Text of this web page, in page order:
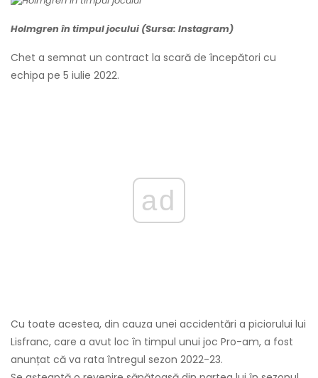
Holmgren în timpul jocului (Sursa: Instagram)
Chet a semnat un contract la scară de începători cu
echipa pe 5 iulie 2022.
ad
Cu toate acestea, din cauza unei accidentări a piciorului lui
Lisfranc, care a avut loc în timpul unui joc Pro-am, a fost
anunțat că va rata întregul sezon 2022-23.